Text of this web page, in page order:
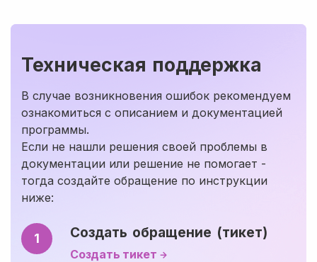
Техническая поддержка
В случае возникновения ошибок рекомендуем
ознакомиться с описанием и документацией
программы.
Если не нашли решения своей проблемы в
документации или решение не помогает -
тогда создайте обращение по инструкции
ниже:
1 Создать обращение (тикет)
Создать тикет